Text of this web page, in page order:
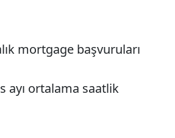
mortgage başvuruları
ayı ortalama saatlik